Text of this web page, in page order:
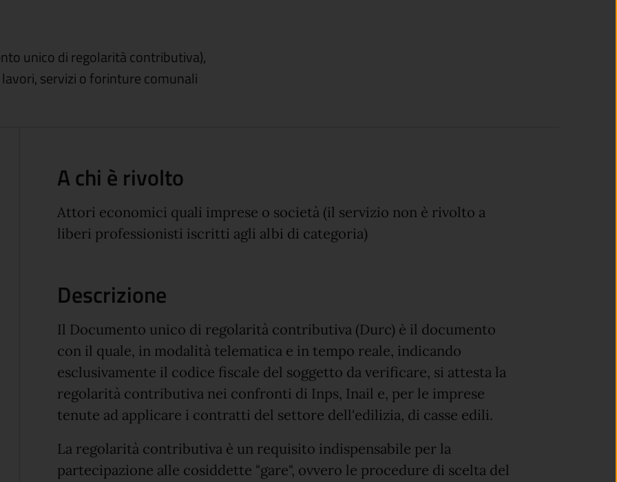
unico di regolarità contributiva),
servizi o forinture comunali
A chi è rivolto
Attori economici quali imprese o società (il servizio non è rivolto a
liberi professionisti iscritti agli albi di categoria)
Descrizione
Il Documento unico di regolarità contributiva (Durc) è il documento
con il quale, in modalità telematica e in tempo reale, indicando
esclusivamente il codice fiscale del soggetto da verificare, si attesta la
regolarità contributiva nei confronti di Inps, Inail e, per le imprese
tenute ad applicare i contratti del settore dell'edilizia, di casse edili.
La regolarità contributiva è un requisito indispensabile per la
partecipazione alle cosiddette "gare", ovvero le procedure di scelta del